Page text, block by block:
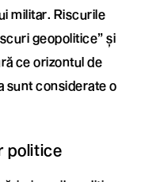
militar. Riscurile
geopolitice” și
ce orizontul de
sunt considerate o
politice